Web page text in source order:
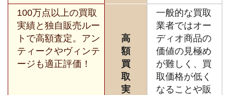
100万点以上の買取
実績と独自販売ルー
トで高額査定。アン
ティークやヴィンテ
ージも適正評価！
高
額
買
取
実
一般的な買取
業者ではオー
ディオ商品の
価値の見極め
が難しく、買
取価格が低く
なることや販